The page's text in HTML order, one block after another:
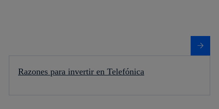
Razones para invertir en Telefónica